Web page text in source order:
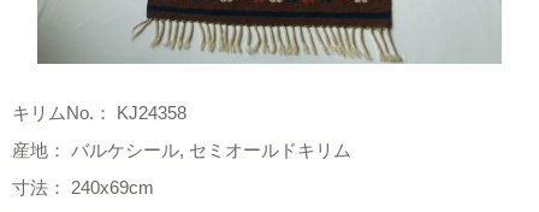
キリムNo.： KJ24358
産地： バルケシール, セミオールドキリム
寸法： 240x69cm